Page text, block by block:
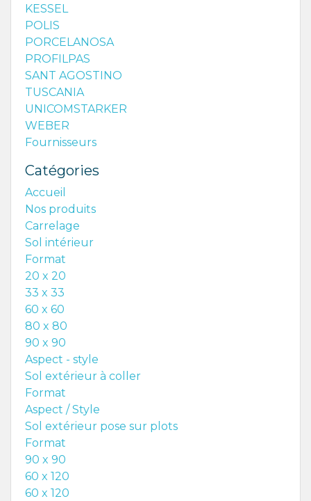
KESSEL
POLIS
PORCELANOSA
PROFILPAS
SANT AGOSTINO
TUSCANIA
UNICOMSTARKER
WEBER
Fournisseurs
Catégories
Accueil
Nos produits
Carrelage
Sol intérieur
Format
20 x 20
33 x 33
60 x 60
80 x 80
90 x 90
Aspect - style
Sol extérieur à coller
Format
Aspect / Style
Sol extérieur pose sur plots
Format
90 x 90
60 x 120
60 x 120